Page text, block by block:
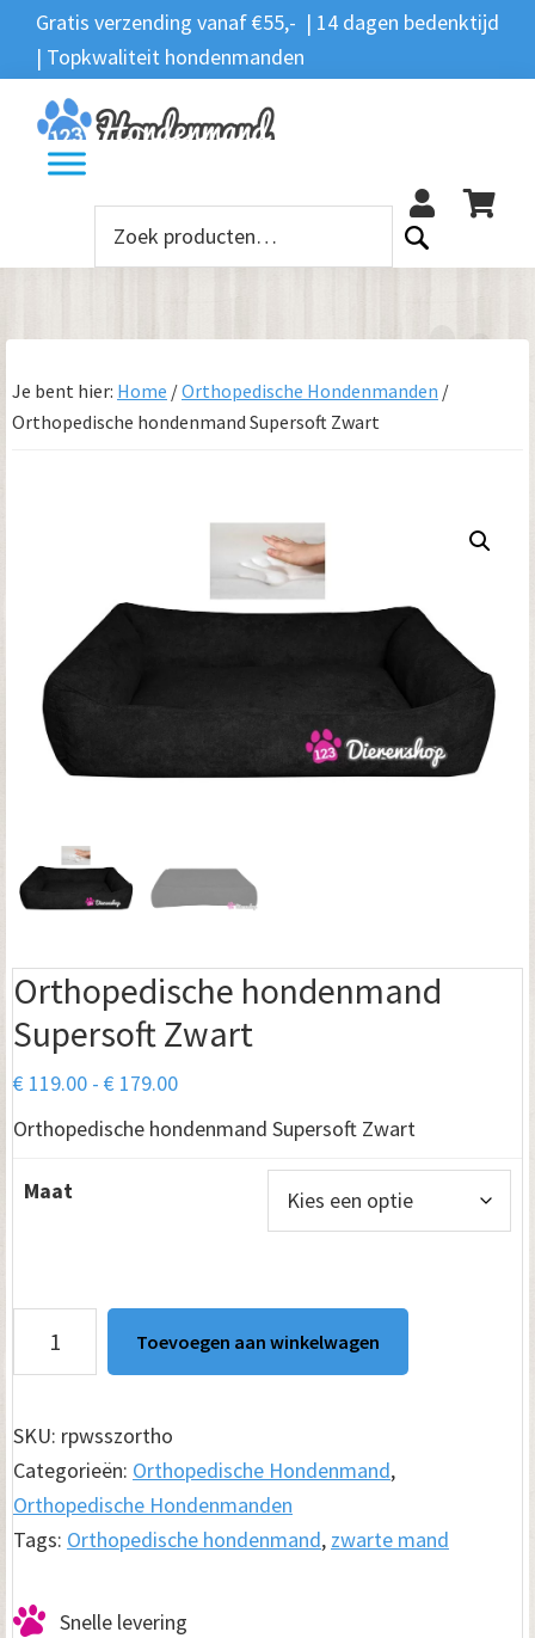
Spring
naar
de
hoofdnavigatie
Door
naar
de
hoofd
inhoud
Spring
naar
de
voettekst
Gratis verzending vanaf €55,- | 14 dagen bedenktijd
| Topkwaliteit hondenmanden
Zoeken
Zoeken
naar:
Je bent hier: Home /Orthopedische Hondenmanden /
Orthopedische hondenmand Supersoft Zwart
Orthopedische hondenmand
Supersoft Zwart
€ 119.00 - € 179.00Prijsklasse:
€ 119.00
Orthopedische hondenmand Supersoft Zwart
Maat
hondenmand
Zwart
aantal
Toevoegen aan winkelwagen
SKU: rpwsszortho
Categorieën: Orthopedische Hondenmand,
Orthopedische Hondenmanden
Tags: Orthopedische hondenmand, zwarte mand
Snelle levering